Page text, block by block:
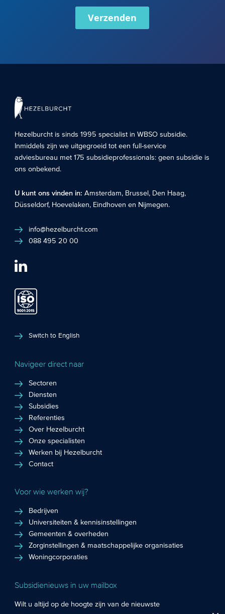
Verzenden
Hezelburcht is sinds 1995 specialist inWBSO subsidie.
Inmiddels zijn we uitgegroeid tot een full-service
adviesbureau met 175 subsidieprofessionals: geen subsidie is
ons onbekend.
U kunt ons vinden in:Amsterdam, Brussel, Den Haag,
Düsseldorf, Hoevelaken, Eindhoven en Nijmegen.
info@hezelburcht.com
088 495 20 00
Switch to English
Navigeer direct naar
Sectoren
Diensten
Subsidies
Referenties
Over Hezelburcht
Onze specialisten
Werken bij Hezelburcht
Contact
Voor wie werken wij?
Bedrijven
Universiteiten & kennisinstellingen
Gemeenten & overheden
Zorginstellingen & maatschappelijke organisaties
Woningcorporaties
Subsidienieuws in uw mailbox
Wilt u altijd op de hoogte zijn van de nieuwste